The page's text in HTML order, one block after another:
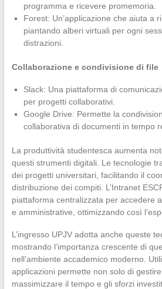
programma e ricevere promemoria.
Forest: Un’applicazione che aiuta a
piantando alberi virtuali per ogni
distrazioni.
Collaborazione e condivisione di file
Slack: Una piattaforma di
per progetti collaborativi.
Google Drive: Permette la
collaborativa di documenti in tempo
La produttività studentesca aumenta
questi strumenti digitali. Le tecnologie
dei progetti universitari, facilitando il
distribuzione dei compiti. L’Intranet
piattaforma centralizzata per accedere
e amministrative, ottimizzando così
L’ingresso UPJV adotta anche queste
mostrando l’importanza crescente di
nell’ambiente accademico moderno.
applicazioni permette non solo di
massimizzare il tempo e gli sforzi